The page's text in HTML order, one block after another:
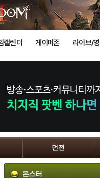
캘린더 게이머존 라이브/
던전
몬스터